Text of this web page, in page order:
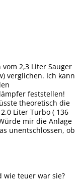
2,3 Liter Sauger
verglichen. Ich kann
feststellen!
theoretisch die
Liter Turbo ( 136
mir die Anlage
unentschlossen, ob
wie teuer war sie?